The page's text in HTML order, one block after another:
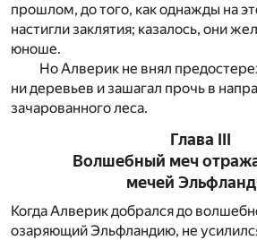
прошлом, до того, как однажды на
настигли заклятия; казалось, они
юноше.
Но Алверик не внял
ни деревьев и зашагал прочь в
зачарованного леса.
Глава III
Волшебный меч
мечей
Когда Алверик добрался до
озаряющий Эльфландию, не